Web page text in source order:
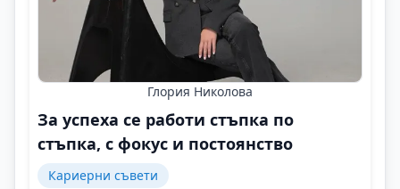
Глория Николова
За успеха се работи стъпка по
стъпка, с фокус и постоянство
Кариерни съвети